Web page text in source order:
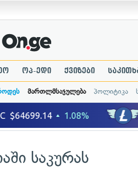
ოპ-ედი ქვიზები
მართლმსაჯულება პოლიტიკა
საკურას